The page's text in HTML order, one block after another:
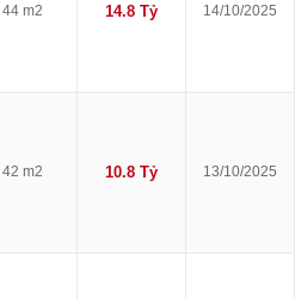
44 m2 14.8 Tỷ 14/10/2025
42 m2 10.8 Tỷ 13/10/2025